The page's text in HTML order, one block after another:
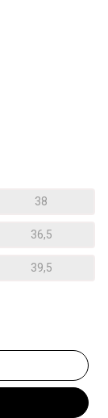
38
36,5
39,5